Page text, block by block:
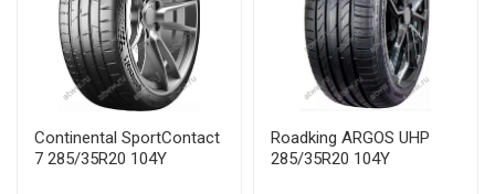
Continental SportContact
7 285/35R20 104Y
Roadking ARGOS UHP
285/35R20 104Y